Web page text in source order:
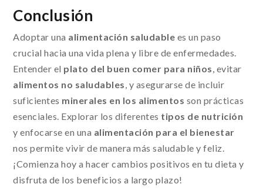
Conclusión
Adoptar una alimentación saludable es un paso
crucial hacia una vida plena y libre de enfermedades.
Entender el plato del buen comer para niños, evitar
alimentos no saludables, y asegurarse de incluir
suficientes minerales en los alimentos son prácticas
esenciales. Explorar los diferentes tipos de nutrición
y enfocarse en una alimentación para el bienestar
nos permite vivir de manera más saludable y feliz.
¡Comienza hoy a hacer cambios positivos en tu dieta y
disfruta de los beneficios a largo plazo!